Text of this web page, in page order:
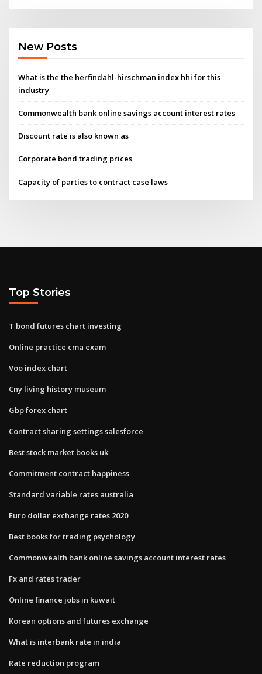
New Posts
What is the the herfindahl-hirschman index hhi for this
industry
Commonwealth bank online savings account interest rates
Discount rate is also known as
Corporate bond trading prices
Capacity of parties to contract case laws
Top Stories
T bond futures chart investing
Online practice cma exam
Voo index chart
Cny living history museum
Gbp forex chart
Contract sharing settings salesforce
Best stock market books uk
Commitment contract happiness
Standard variable rates australia
Euro dollar exchange rates 2020
Best books for trading psychology
Commonwealth bank online savings account interest rates
Fx and rates trader
Online finance jobs in kuwait
Korean options and futures exchange
What is interbank rate in india
Rate reduction program